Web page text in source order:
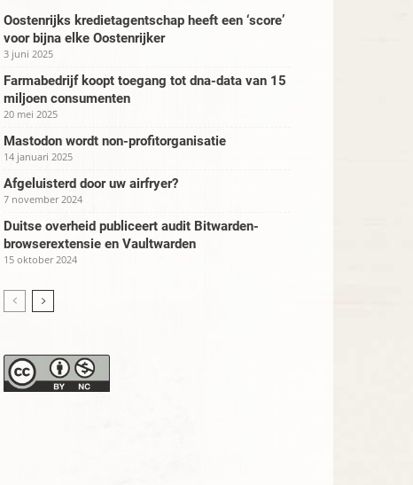
Oostenrijks kredietagentschap heeft een ‘score’
voor bijna elke Oostenrijker
3 juni 2025
Farmabedrijf koopt toegang tot dna-data van 15
miljoen consumenten
20 mei 2025
Mastodon wordt non-profitorganisatie
14 januari 2025
Afgeluisterd door uw airfryer?
7 november 2024
Duitse overheid publiceert audit Bitwarden-
browserextensie en Vaultwarden
15 oktober 2024